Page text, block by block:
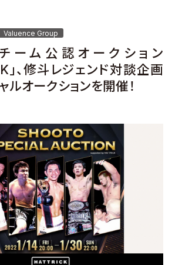
Inc.
Valuence Group
ーム公認オークション
」、修斗レジェンド対談企画
ルオークションを開催！